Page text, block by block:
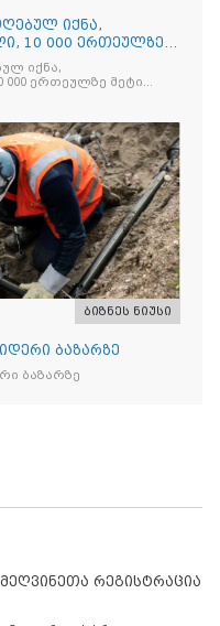
იქნა,
10 000 ერთეულზე
იქნა,
000 ერთეულზე მეტი
ნიშანდებული
ბიზნეს ნიუსი
ბაზარზე
ბაზარზე
რეგისტრაცია